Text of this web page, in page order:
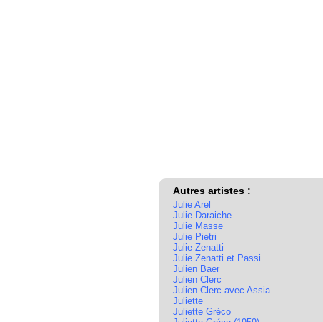
Autres artistes :
Julie Arel
Julie Daraiche
Julie Masse
Julie Pietri
Julie Zenatti
Julie Zenatti et Passi
Julien Baer
Julien Clerc
Julien Clerc avec Assia
Juliette
Juliette Gréco